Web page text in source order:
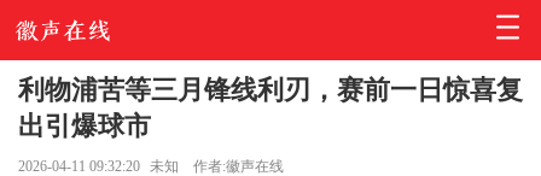
利物浦苦等三月锋线利刃，赛前一日惊喜复
出引爆球市
2026-04-11 09:32:20 未知 作者:徽声在线